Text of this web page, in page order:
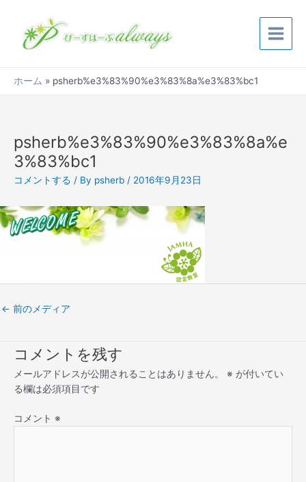
Menu
ホーム psherb%e3%83%90%e3%83%8a%e3%83%bc1
psherb%e3%83%90%e3%83%8a%e
3%83%bc1
コメントする / By psherb / 2016年9月23日
navigation
← 前のメディア
コメントを残す
メールアドレスが公開されることはありません。 ※ が付いてい
る欄は必須項目です
コメント ※